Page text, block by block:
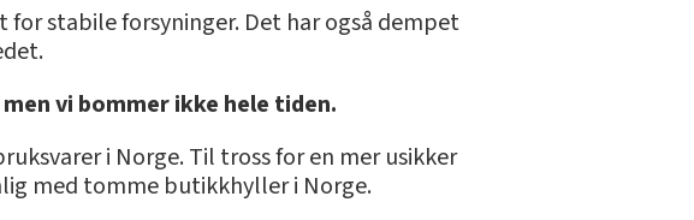
stabile forsyninger. Det har også dempet
vi bommer ikke hele tiden.
i Norge. Til tross for en mer usikker
med tomme butikkhyller i Norge.